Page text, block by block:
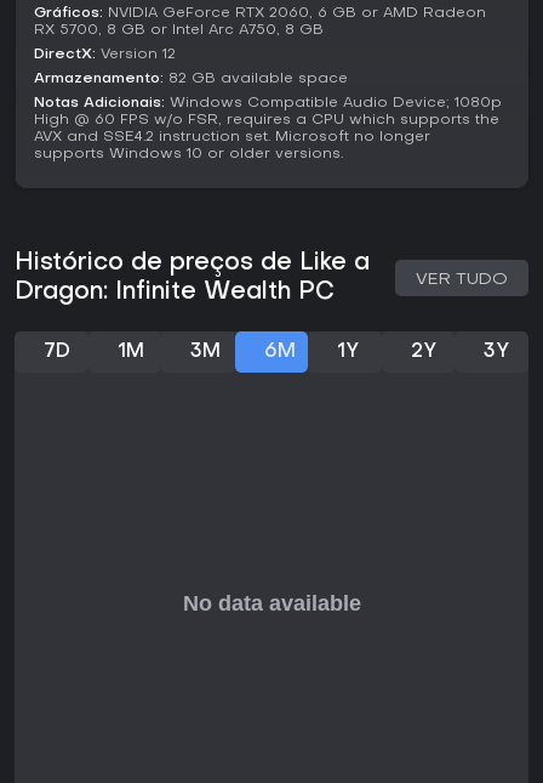
Gráficos: NVIDIA GeForce RTX 2060, 6 GB or AMD Radeon
RX 5700, 8 GB or Intel Arc A750, 8 GB
DirectX: Version 12
Armazenamento: 82 GB available space
Notas Adicionais: Windows Compatible Audio Device; 1080p
High @ 60 FPS w/o FSR, requires a CPU which supports the
AVX and SSE4.2 instruction set. Microsoft no longer
supports Windows 10 or older versions.
Histórico de preços de Like a
Dragon: Infinite Wealth PC
VER TUDO
7D 1M 3M 6M 1Y 2Y 3Y